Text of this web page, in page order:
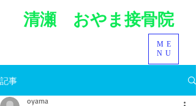
清瀬 おやま接骨院
ME
NU
記事
oyama